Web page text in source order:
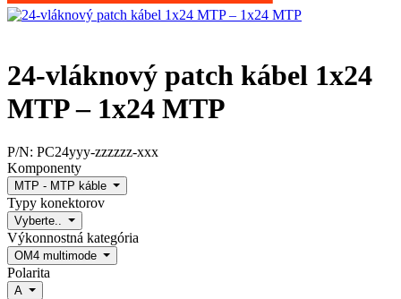
24-vláknový patch kábel 1x24
MTP – 1x24 MTP
P/N: PC24yyy-zzzzzz-xxx
Komponenty
MTP - MTP káble
Typy konektorov
Vyberte..
Výkonnostná kategória
OM4 multimode
Polarita
A